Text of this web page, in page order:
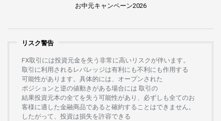
お中元キャンペーン2026
リスク警告
FX取引には投資元金を失う 非常に高い リスクが伴います。
取引に利用さ れる レバレッジは有利にも不利にも作用する
可能性があります。 具体的には、 オープンさ れた
ポジションと 逆の値動きがある場合には 取引の
結果投資元本の全てを失う 可能性があり、 必ずしも全てのお
客様に適した金融商品であると 確約することはできません。
したがって、 投資は損失を許容できる